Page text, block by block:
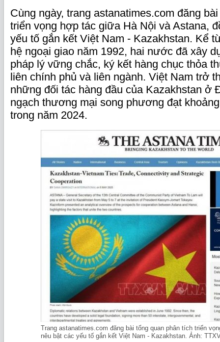
Cùng ngày, trang astanatimes.com đăng
triển vọng hợp tác giữa Hà Nội và Astana,
yếu tố gắn kết Việt Nam - Kazakhstan. Kể
hệ ngoại giao năm 1992, hai nước đã xây
pháp lý vững chắc, ký kết hàng chục thỏa
liên chính phủ và liên ngành. Việt Nam trở
những đối tác hàng đầu của Kazakhstan ở
ngạch thương mại song phương đạt
trong năm 2024.
Trang astanatimes.com đăng bài tổng quan phân tích triển
nêu bật các yếu tố gắn kết Việt Nam - Kazakhstan. Ảnh: